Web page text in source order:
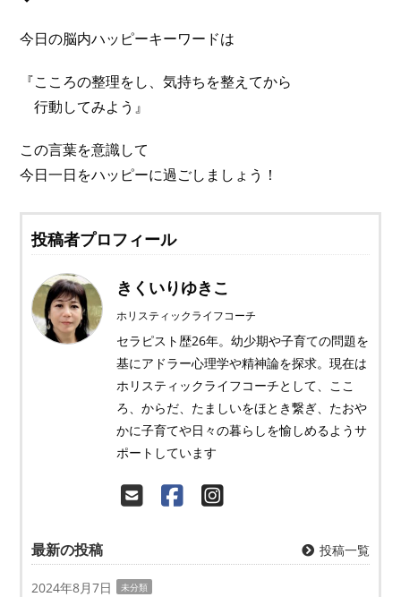
今日の脳内ハッピーキーワードは
『こころの整理をし、気持ちを整えてから
行動してみよう』
この言葉を意識して
今日一日をハッピーに過ごしましょう！
投稿者プロフィール
きくいりゆきこ
ホリスティックライフコーチ
セラピスト歴26年。幼少期や子育ての問題を
基にアドラー心理学や精神論を探求。現在は
ホリスティックライフコーチとして、ここ
ろ、からだ、たましいをほとき繋ぎ、たおや
かに子育てや日々の暮らしを愉しめるようサ
ポートしています
最新の投稿 投稿一覧
2024年8月7日 未分類